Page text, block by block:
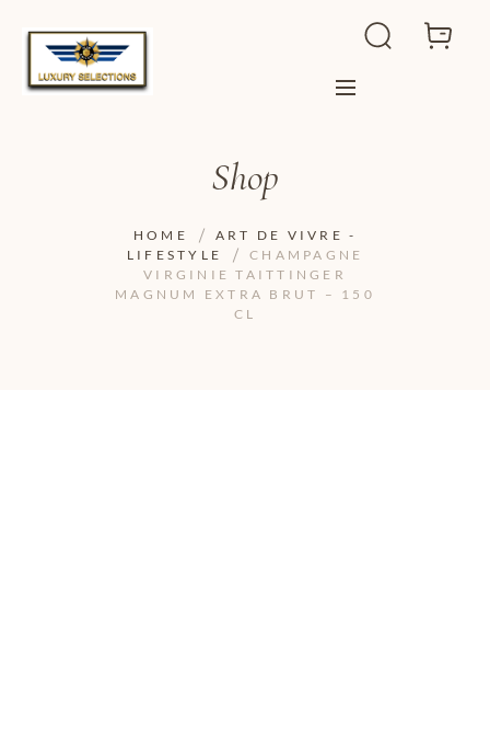
Shop
HOME
ART DE VIVRE -
LIFESTYLE
CHAMPAGNE
VIRGINIE TAITTINGER
MAGNUM EXTRA BRUT – 150
CL